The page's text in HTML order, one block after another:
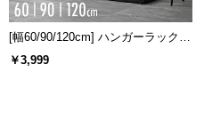
[幅60/90/120cm] ハンガーラック
スチール 4段階高さ調節 サイドフ
ック オープンラック シンプル
￥3,999